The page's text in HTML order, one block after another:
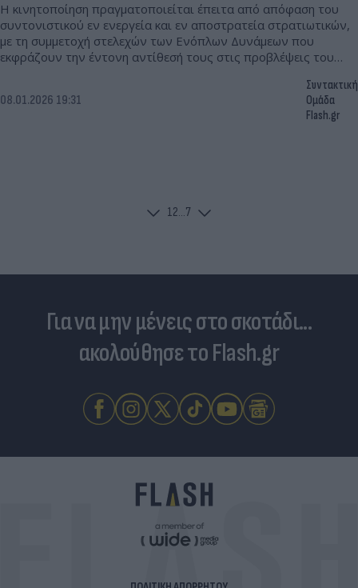
Η κινητοποίηση πραγματοποιείται έπειτα από απόφαση του
συντονιστικού εν ενεργεία και εν αποστρατεία στρατιωτικών,
με τη συμμετοχή στελεχών των Ενόπλων Δυνάμεων που
εκφράζουν την έντονη αντίθεσή τους στις προβλέψεις του
08.01.2026 19:31
Συντακτική
Ομάδα
Flash.gr
12...7
Για να μην μένεις στο σκοτάδι...
ακολούθησε το Flash.gr